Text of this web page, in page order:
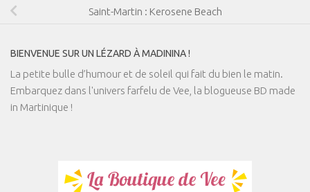
Saint-Martin : Kerosene Beach
BIENVENUE SUR UN LÉZARD À MADININA !
La petite bulle d’humour et de soleil qui fait du bien le matin.
Embarquez dans l'univers farfelu de Vee, la blogueuse BD made
in Martinique !